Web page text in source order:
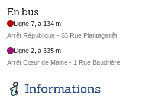
En bus
Ligne 7, à 134 m
Arrêt République - 63 Rue Plantagenêt
Ligne 2, à 335 m
Arrêt Cœur de Maine - 1 Rue Baudrière
Informations